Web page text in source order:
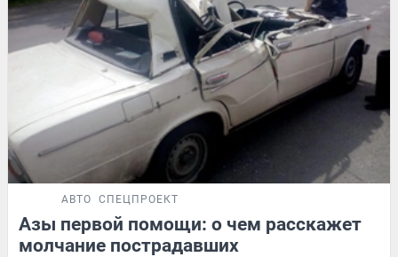
АВТО СПЕЦПРОЕКТ
Азы первой помощи: о чем расскажет
молчание пострадавших